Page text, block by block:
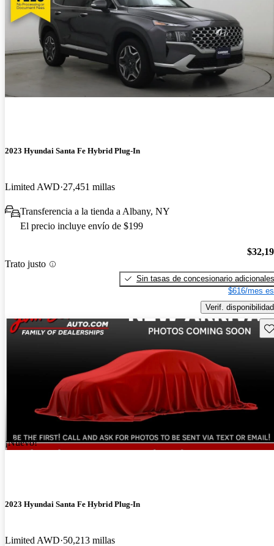
2023 Hyundai Santa Fe Hybrid Plug-In
Limited AWD 27,451 millas
Transferencia a la tienda a Albany, NY
El precio incluye envío de $199
Trato justo
Sin tasas de concesionario adicionales
$616/mes
Verif. disponibilidad
¡Nuevo!
2023 Hyundai Santa Fe Hybrid Plug-In
Limited AWD 50,213 millas